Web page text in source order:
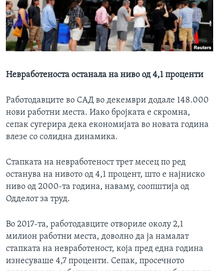
ИНТЕРВЈУА
Јазици
Невработеноста останала на ниво од 4,1 проценти
Работодавците во САД во декември додале 148.000
нови работни места. Иако бројката е скромна,
сепак сугерира дека економијата во новата година
влезе со солидна динамика.
Стапката на невработеност трет месец по ред
останува на нивото од 4,1 процент, што е најниско
ниво од 2000-та година, наваму, соопштија од
Одделот за труд.
Во 2017-та, работодавците отвориле околу 2,1
милион работни места, доволно да ја намалат
стапката на невработеност, која пред една година
изнесуваше 4,7 проценти. Сепак, просечното